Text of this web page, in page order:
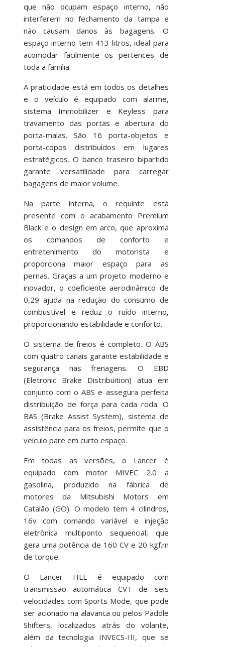
que não ocupam espaço interno, não
interferem no fechamento da tampa e
não causam danos às bagagens. O
espaço interno tem 413 litros, ideal para
acomodar facilmente os pertences de
toda a família.
A praticidade está em todos os detalhes
e o veículo é equipado com alarme,
sistema Immobilizer e Keyless para
travamento das portas e abertura do
porta-malas. São 16 porta-objetos e
porta-copos distribuídos em lugares
estratégicos. O banco traseiro bipartido
garante versatilidade para carregar
bagagens de maior volume.
Na parte interna, o requinte está
presente com o acabamento Premium
Black e o design em arco, que aproxima
os comandos de conforto e
entretenimento do motorista e
proporciona maior espaço para as
pernas. Graças a um projeto moderno e
inovador, o coeficiente aerodinâmico de
0,29 ajuda na redução do consumo de
combustível e reduz o ruído interno,
proporcionando estabilidade e conforto.
O sistema de freios é completo. O ABS
com quatro canais garante estabilidade e
segurança nas frenagens. O EBD
(Eletronic Brake Distribuition) atua em
conjunto com o ABS e assegura perfeita
distribuição de força para cada roda. O
BAS (Brake Assist System), sistema de
assistência para os freios, permite que o
veículo pare em curto espaço.
Em todas as versões, o Lancer é
equipado com motor MIVEC 2.0 a
gasolina, produzido na fábrica de
motores da Mitsubishi Motors em
Catalão (GO). O modelo tem 4 cilindros,
16v com comando variável e injeção
eletrônica multiponto sequencial, que
gera uma potência de 160 CV e 20 kgf.m
de torque.
O Lancer HLE é equipado com
transmissão automática CVT de seis
velocidades com Sports Mode, que pode
ser acionado na alavanca ou pelos Paddle
Shifters, localizados atrás do volante,
além da tecnologia INVECS-III, que se